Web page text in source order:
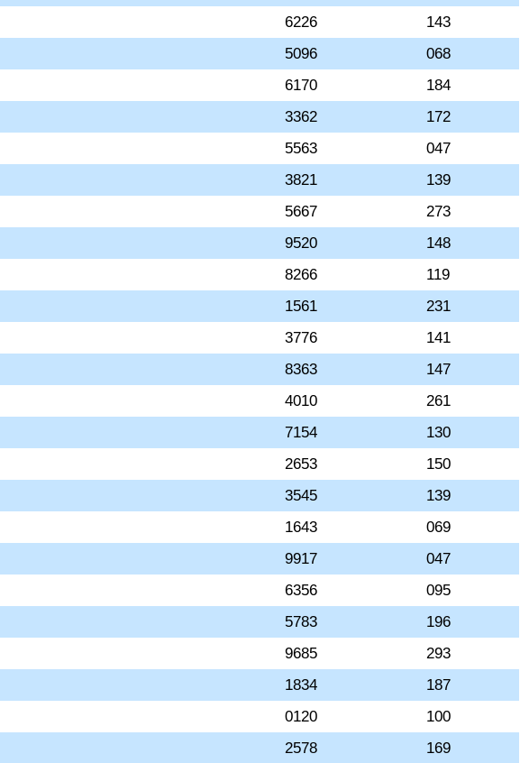
6226
143
5096
068
6170
184
3362
172
5563
047
3821
139
5667
273
9520
148
8266
119
1561
231
3776
141
8363
147
4010
261
7154
130
2653
150
3545
139
1643
069
9917
047
6356
095
5783
196
9685
293
1834
187
0120
100
2578
169